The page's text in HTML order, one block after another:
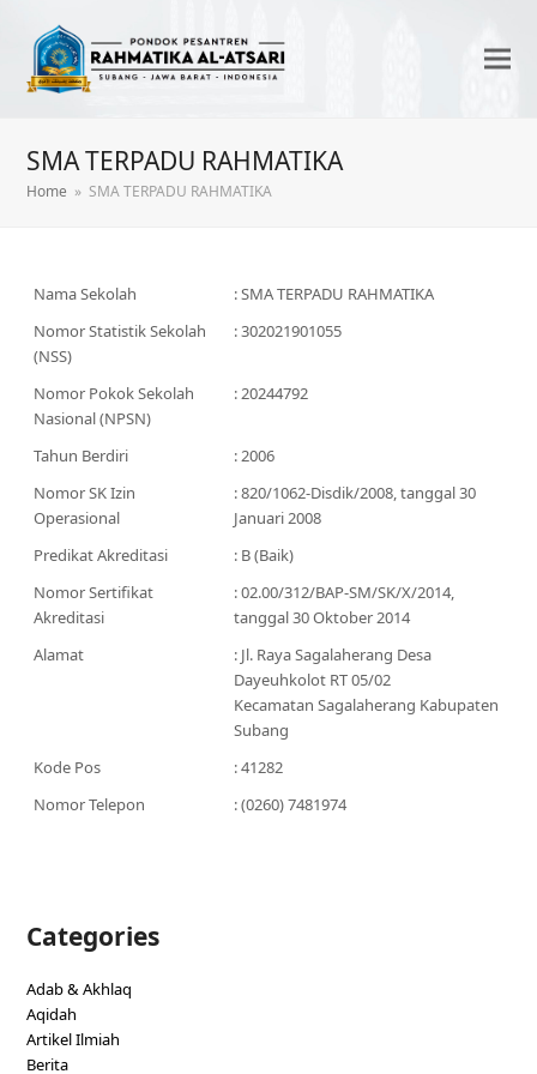
SMA TERPADU RAHMATIKA
Home » SMA TERPADU RAHMATIKA
Nama Sekolah
: SMA TERPADU RAHMATIKA
Nomor Statistik Sekolah
(NSS)
: 302021901055
Nomor Pokok Sekolah
Nasional (NPSN)
: 20244792
Tahun Berdiri
: 2006
Nomor SK Izin
Operasional
: 820/1062-Disdik/2008, tanggal 30
Januari 2008
Predikat Akreditasi
: B (Baik)
Nomor Sertifikat
Akreditasi
: 02.00/312/BAP-SM/SK/X/2014,
tanggal 30 Oktober 2014
Alamat
: Jl. Raya Sagalaherang Desa
Dayeuhkolot RT 05/02
Kecamatan Sagalaherang Kabupaten
Subang
Kode Pos
: 41282
Nomor Telepon
: (0260) 7481974
Categories
Adab & Akhlaq
Aqidah
Artikel Ilmiah
Berita